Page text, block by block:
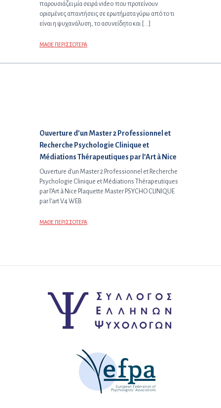
παρουσιάζει μία σειρά video που προτείνουν
ορισμένες απαντήσεις σε ερωτήματα γύρω από το τι
είναι η ψυχανάλυση, το ασυνείδητο και […]
ΜΑΘΕ ΠΕΡΙΣΣΟΤΕΡΑ
Επόμενο άρθρο:
Ouverture d’un Master 2 Professionnel et
Recherche Psychologie Clinique et
Médiations Thérapeutiques par l’Art à Nice
Ouverture d’un Master 2 Professionnel et Recherche
Psychologie Clinique et Médiations Thérapeutiques
par l’Art à Nice Plaquette Master PSYCHO CLINIQUE
par l’art V4 WEB
ΜΑΘΕ ΠΕΡΙΣΣΟΤΕΡΑ